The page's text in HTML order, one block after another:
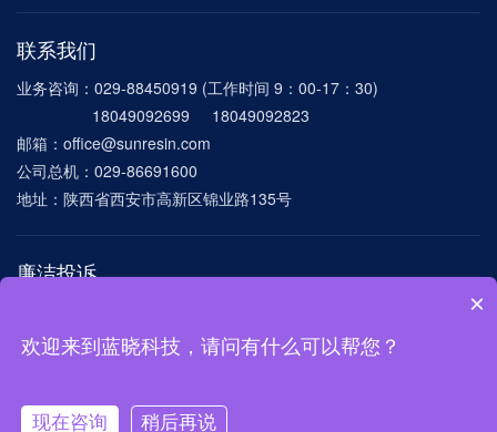
联系我们
业务咨询：029-88450919 (工作时间 9：00-17：30)
18049092699 18049092823
邮箱：office@sunresin.com
公司总机：029-86691600
地址：陕西省西安市高新区锦业路135号
廉洁投诉
邮箱： lxlianjie@sunresin.com mygang@sunresin.com
陕公网安备 61019002001017号
×
欢迎来到蓝晓科技，请问有什么可以帮您？
现在咨询 稍后再说